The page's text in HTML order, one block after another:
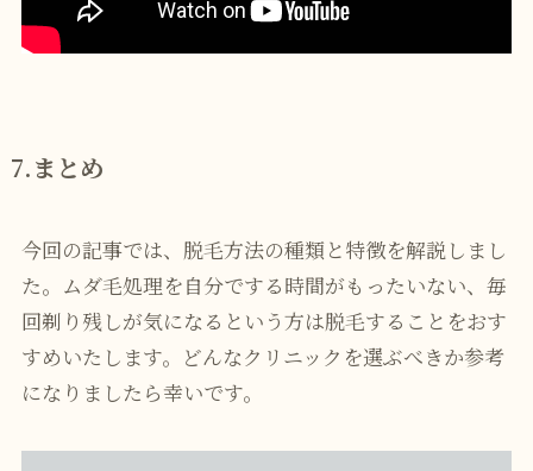
7.まとめ
今回の記事では、脱毛方法の種類と特徴を解説しまし
た。ムダ毛処理を自分でする時間がもったいない、毎
回剃り残しが気になるという方は脱毛することをおす
すめいたします。どんなクリニックを選ぶべきか参考
になりましたら幸いです。